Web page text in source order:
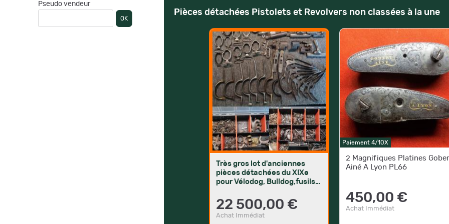
Pseudo vendeur
OK
Pièces détachées Pistolets et Revolvers non classées à la une
Très gros lot d'anciennes
pièces détachées du XIXe
pour Vélodog, Bulldog,fusils
22 500,00 €
Achat Immédiat
Paiement 4/10X
2 Magnifiques Platines
Ainé A Lyon PL66
450,00 €
Achat Immédiat